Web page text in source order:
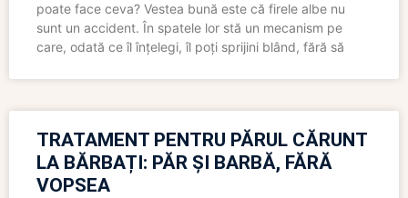
poate face ceva? Vestea bună este că firele albe nu
sunt un accident. În spatele lor stă un mecanism pe
care, odată ce îl înțelegi, îl poți sprijini blând, fără să
TRATAMENT PENTRU PĂRUL CĂRUNT
LA BĂRBAȚI: PĂR ȘI BARBĂ, FĂRĂ
VOPSEA